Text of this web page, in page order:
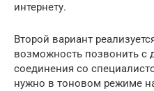
интернету.
Второй вариант
возможность позвонить с
соединения со
нужно в тоновом режиме